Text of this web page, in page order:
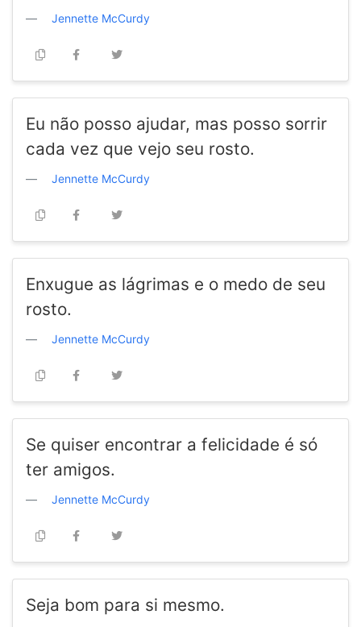
Jennette McCurdy
Eu não posso ajudar, mas posso sorrir
cada vez que vejo seu rosto.
Jennette McCurdy
Enxugue as lágrimas e o medo de seu
rosto.
Jennette McCurdy
Se quiser encontrar a felicidade é só
ter amigos.
Jennette McCurdy
Seja bom para si mesmo.